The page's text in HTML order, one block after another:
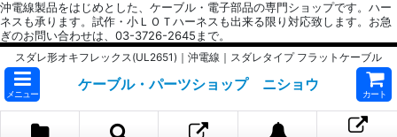
沖電線製品をはじめとした、ケーブル・電子部品の専門ショップです。ハー
ネスも承ります。試作・小ＬＯＴハーネスも出来る限り対応致します。お急
ぎのお問い合わせは、03-3726-2645まで。
スダレ形オキフレックス(UL2651)｜沖電線｜スダレタイプ フラットケーブル
メニュー
ケーブル・パーツショップ ニショウ
カート